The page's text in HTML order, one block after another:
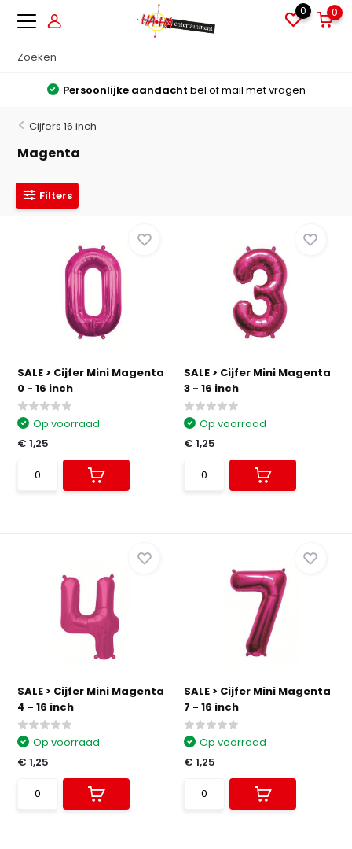
0 0
Persoonlijke aandacht bel of mail met vragen
Cijfers 16 inch
Magenta
Filters
SALE > Cijfer Mini Magenta
0 - 16 inch
Op voorraad
€ 1,25
SALE > Cijfer Mini Magenta
3 - 16 inch
Op voorraad
€ 1,25
SALE > Cijfer Mini Magenta
4 - 16 inch
Op voorraad
€ 1,25
SALE > Cijfer Mini Magenta
7 - 16 inch
Op voorraad
€ 1,25